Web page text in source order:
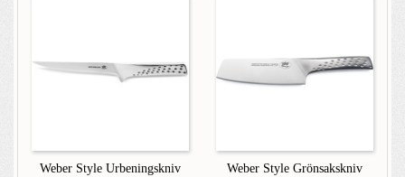
Weber Style Urbeningskniv
Weber Style Grönsakskniv